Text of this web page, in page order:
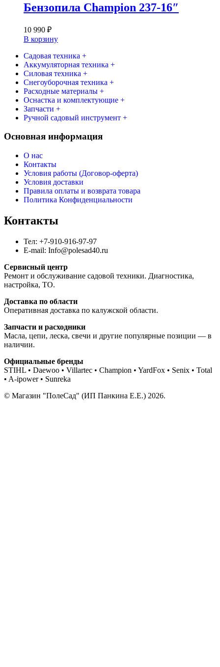
Бензопила Champion 237-16″
10 990 ₽
В корзину
Садовая техника +
Аккумуляторная техника +
Силовая техника +
Снегоуборочная техника +
Расходные материалы +
Оснастка и комплектующие +
Запчасти +
Ручной садовый инструмент +
Основная информация
О нас
Контакты
Условия работы (Договор-оферта)
Условия доставки
Правила оплаты и возврата товара
Политика Конфиденциальности
Контакты
Тел: +7-910-916-97-97
E-mail: Info@polesad40.ru
Сервисный центр
Ремонт и обслуживание садовой техники. Диагностика,
настройка, ТО.
Доставка по области
Оперативная доставка по калужской области.
Запчасти и расходники
Масла, цепи, леска, свечи и другие популярные позиции — в
наличии.
Официальные бренды
STIHL • Daewoo • Villartec • Champion • YardFox • Senix • Total
• A-ipower • Sunreka
© Магазин "ПолеСад" (ИП Панкина Е.Е.) 2026.